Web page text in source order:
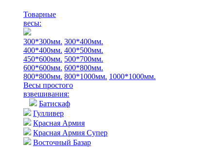
Товарные
весы:
300*300мм. 300*400мм.
400*400мм. 400*500мм.
450*600мм. 500*700мм.
600*600мм. 600*800мм.
800*800мм. 800*1000мм. 1000*1000мм.
Весы простого
взвешивания:
Батискаф
Гулливер
Красная Армия
Красная Армия Супер
Восточный Базар